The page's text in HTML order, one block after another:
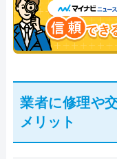
業者に修理や
メリット